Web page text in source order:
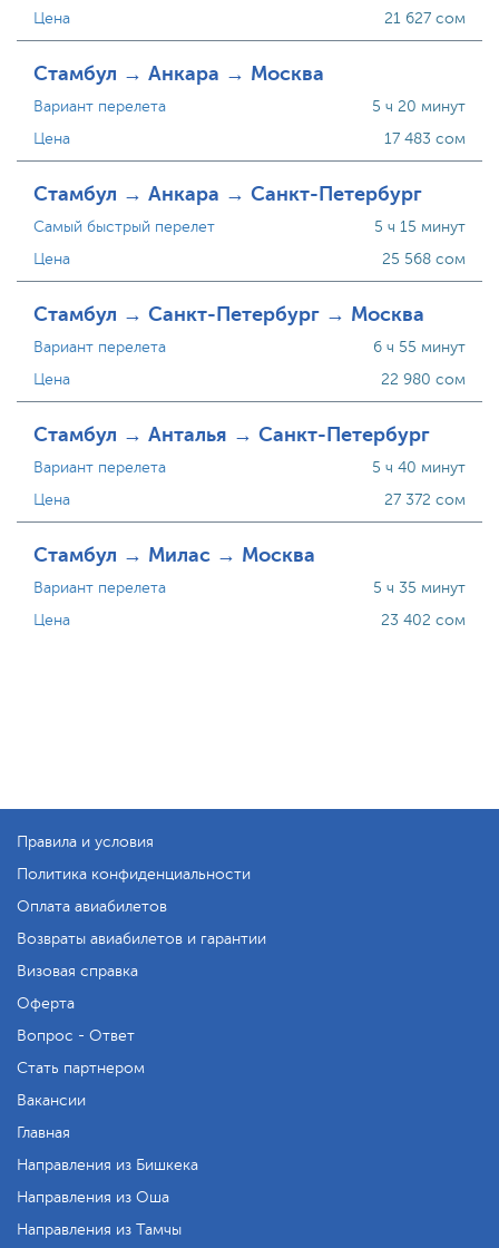
Цена
21 627 сом
Стамбул → Анкара → Москва
Вариант перелета
Цена
5 ч 20 минут
17 483 сом
Стамбул → Анкара → Санкт-Петербург
Самый быстрый перелет
Цена
5 ч 15 минут
25 568 сом
Стамбул → Санкт-Петербург → Москва
Вариант перелета
Цена
6 ч 55 минут
22 980 сом
Стамбул → Анталья → Санкт-Петербург
Вариант перелета
Цена
5 ч 40 минут
27 372 сом
Стамбул → Милас → Москва
Вариант перелета
Цена
5 ч 35 минут
23 402 сом
Правила и условия
Политика конфиденциальности
Оплата авиабилетов
Возвраты авиабилетов и гарантии
Визовая справка
Оферта
Вопрос - Ответ
Стать партнером
Вакансии
Главная
Направления из Бишкека
Направления из Оша
Направления из Тамчы